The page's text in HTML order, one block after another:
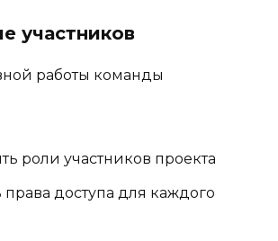
участников
работы команды
роли участников проекта
права доступа для каждого